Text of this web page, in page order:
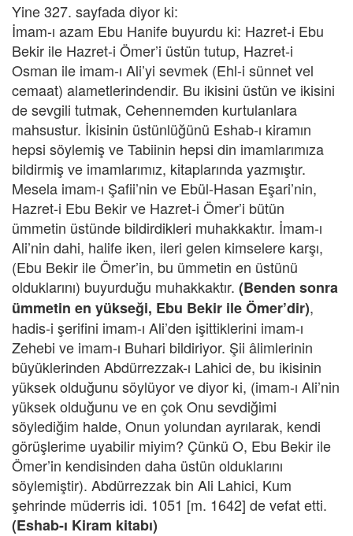
Yine 327. sayfada diyor ki:
İmam-ı azam Ebu Hanife buyurdu ki: Hazret-i Ebu
Bekir ile Hazret-i Ömer’i üstün tutup, Hazret-i
Osman ile imam-ı Ali’yi sevmek (Ehl-i sünnet vel
cemaat) alametlerindendir. Bu ikisini üstün ve ikisini
de sevgili tutmak, Cehennemden kurtulanlara
mahsustur. İkisinin üstünlüğünü Eshab-ı kiramın
hepsi söylemiş ve Tabiinin hepsi din imamlarımıza
bildirmiş ve imamlarımız, kitaplarında yazmıştır.
Mesela imam-ı Şafii’nin ve Ebül-Hasan Eşari’nin,
Hazret-i Ebu Bekir ve Hazret-i Ömer’i bütün
ümmetin üstünde bildirdikleri muhakkaktır. İmam-ı
Ali’nin dahi, halife iken, ileri gelen kimselere karşı,
(Ebu Bekir ile Ömer’in, bu ümmetin en üstünü
olduklarını) buyurduğu muhakkaktır. (Benden sonra
ümmetin en yükseği, Ebu Bekir ile Ömer’dir),
hadis-i şerifini imam-ı Ali’den işittiklerini imam-ı
Zehebi ve imam-ı Buhari bildiriyor. Şii âlimlerinin
büyüklerinden Abdürrezzak-ı Lahici de, bu ikisinin
yüksek olduğunu söylüyor ve diyor ki, (imam-ı Ali’nin
yüksek olduğunu ve en çok Onu sevdiğimi
söylediğim halde, Onun yolundan ayrılarak, kendi
görüşlerime uyabilir miyim? Çünkü O, Ebu Bekir ile
Ömer’in kendisinden daha üstün olduklarını
söylemiştir). Abdürrezzak bin Ali Lahici, Kum
şehrinde müderris idi. 1051 [m. 1642] de vefat etti.
(Eshab-ı Kiram kitabı)